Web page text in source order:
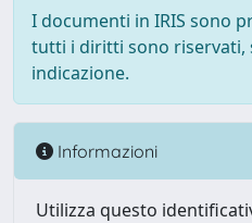
I documenti in IRIS sono
tutti i diritti sono riservati,
indicazione.
Informazioni
Utilizza questo